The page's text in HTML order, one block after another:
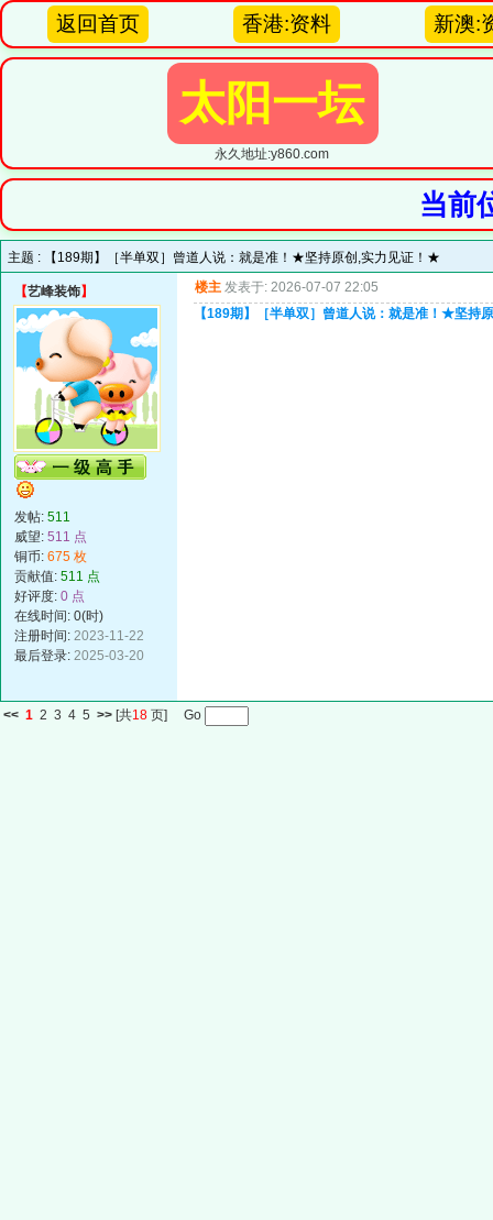
返回首页 香港:资料 新澳:
太阳一坛
永久地址:y860.com
当前
主题 : 【189期】［半单双］曾道人说：就是准！★坚持原创,实力见证！★
【艺峰装饰】
发帖: 511
威望: 511 点
铜币: 675 枚
贡献值: 511 点
好评度: 0 点
在线时间: 0(时)
注册时间: 2023-11-22
最后登录: 2025-03-20
楼主 发表于: 2026-07-07 22:05
【189期】［半单双］曾道人说：就是准！★坚持
<< 1 2 3 4 5 >> [共18 页] Go